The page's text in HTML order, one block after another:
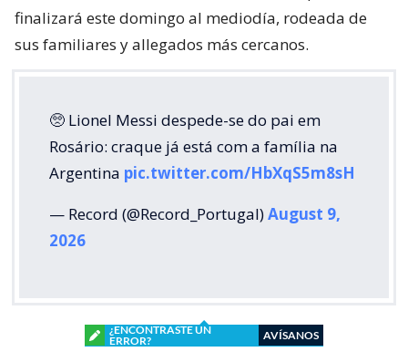
finalizará este domingo al mediodía, rodeada de
sus familiares y allegados más cercanos.
🥺 Lionel Messi despede-se do pai em
Rosário: craque já está com a família na
Argentina pic.twitter.com/HbXqS5m8sH
— Record (@Record_Portugal)August 9,
2026
¿ENCONTRASTE UN
ERROR?
AVÍSANOS